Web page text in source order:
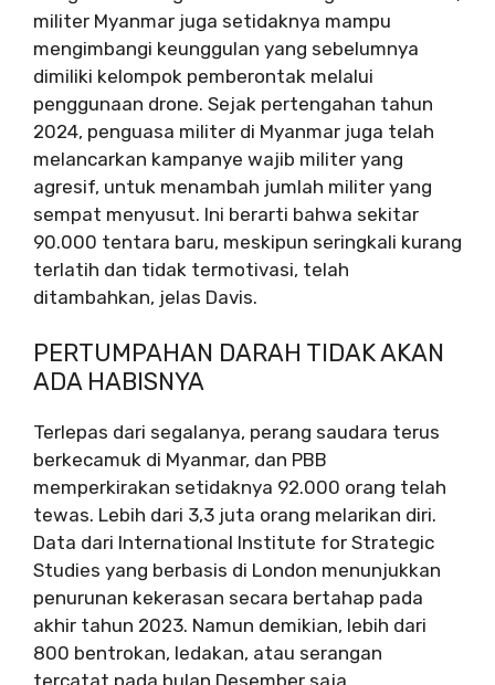
militer Myanmar juga setidaknya mampu
mengimbangi keunggulan yang sebelumnya
dimiliki kelompok pemberontak melalui
penggunaan drone. Sejak pertengahan tahun
2024, penguasa militer di Myanmar juga telah
melancarkan kampanye wajib militer yang
agresif, untuk menambah jumlah militer yang
sempat menyusut. Ini berarti bahwa sekitar
90.000 tentara baru, meskipun seringkali kurang
terlatih dan tidak termotivasi, telah
ditambahkan, jelas Davis.
PERTUMPAHAN DARAH TIDAK AKAN
ADA HABISNYA
Terlepas dari segalanya, perang saudara terus
berkecamuk di Myanmar, dan PBB
memperkirakan setidaknya 92.000 orang telah
tewas. Lebih dari 3,3 juta orang melarikan diri.
Data dari International Institute for Strategic
Studies yang berbasis di London menunjukkan
penurunan kekerasan secara bertahap pada
akhir tahun 2023. Namun demikian, lebih dari
800 bentrokan, ledakan, atau serangan
tercatat pada bulan Desember saja.